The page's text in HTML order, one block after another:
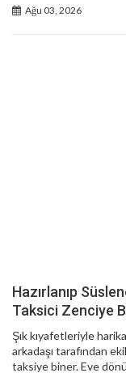
Ağu 03, 2026
Hazırlanıp
Taksici Zenciye
Şık kıyafetleriyle
arkadaşı tarafından
taksiye biner. Eve